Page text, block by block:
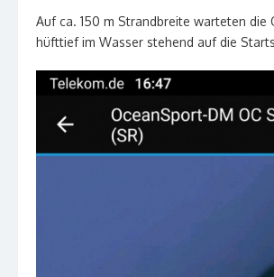
Auf ca. 150 m Strandbreite warteten die
hüfttief im Wasser stehend auf die